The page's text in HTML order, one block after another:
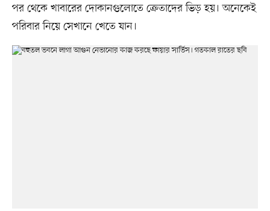
পর থেকে খাবারের দোকানগুলোতে ক্রেতাদের ভিড় হয়। অনেকেই
পরিবার নিয়ে সেখানে খেতে যান।